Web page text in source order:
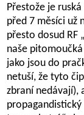
Přestože je
před 7 měsíci už
přesto dosud RF „
naše
jako jsou do
netuší, že tyto
zbraní nedávají),